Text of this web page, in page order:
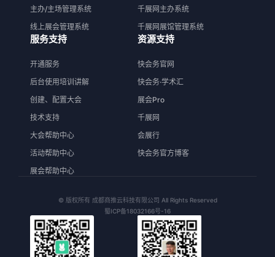
主办/主场管理系统
线上展会管理系统
千展网主办系统
千展网展馆管理系统
服务支持
开通服务
后台使用培训讲解
创建、配置大会
技术支持
大会帮助中心
活动帮助中心
展会帮助中心
资源支持
快会务官网
快会务·学术汇
展会Pro
千展网
会展行
快会务官方博客
© 版权所有 成都商推云科技有限公司 All Rights Reserved
蜀ICP备18032166号-16